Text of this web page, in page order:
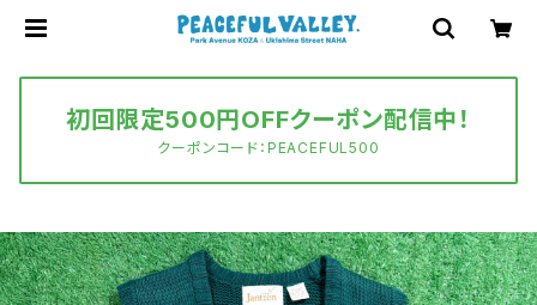
初回限定500円OFFクーポン配信中！
クーポンコード：PEACEFUL500